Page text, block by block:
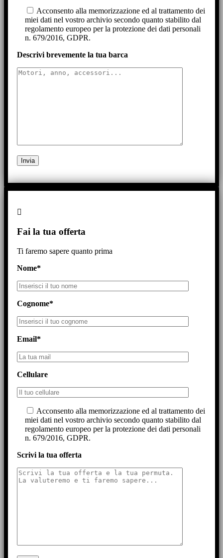
Acconsento alla memorizzazione ed al trattamento dei
miei dati nel vostro archivio secondo quanto stabilito dal
regolamento europeo per la protezione dei dati personali
n. 679/2016, GDPR.
Descrivi brevemente la tua barca
Fai la tua offerta
Ti faremo sapere quanto prima
Nome*
Cognome*
Email*
Cellulare
Acconsento alla memorizzazione ed al trattamento dei
miei dati nel vostro archivio secondo quanto stabilito dal
regolamento europeo per la protezione dei dati personali
n. 679/2016, GDPR.
Scrivi la tua offerta